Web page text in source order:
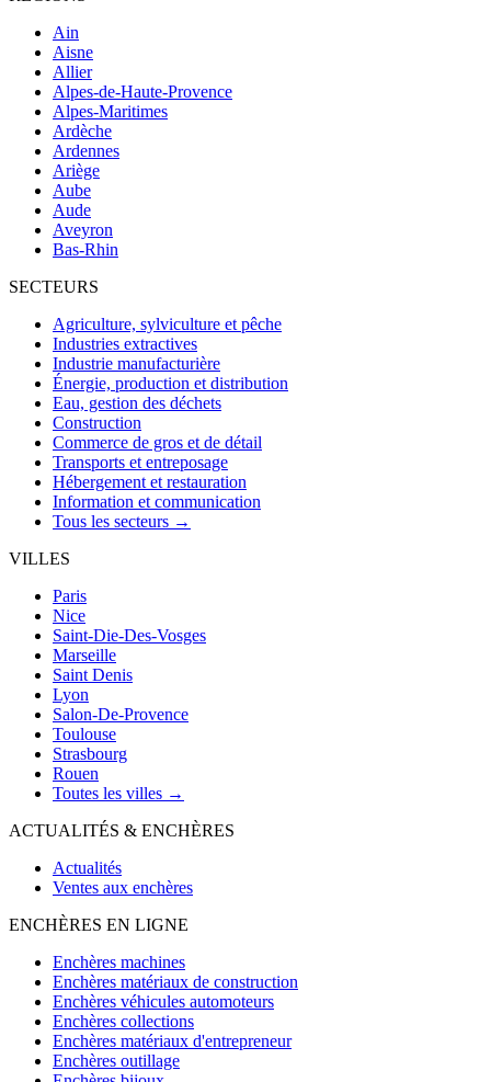
Ain
Aisne
Allier
Alpes-de-Haute-Provence
Alpes-Maritimes
Ardèche
Ardennes
Ariège
Aube
Aude
Aveyron
Bas-Rhin
SECTEURS
Agriculture, sylviculture et pêche
Industries extractives
Industrie manufacturière
Énergie, production et distribution
Eau, gestion des déchets
Construction
Commerce de gros et de détail
Transports et entreposage
Hébergement et restauration
Information et communication
Tous les secteurs →
VILLES
Paris
Nice
Saint-Die-Des-Vosges
Marseille
Saint Denis
Lyon
Salon-De-Provence
Toulouse
Strasbourg
Rouen
Toutes les villes →
ACTUALITÉS & ENCHÈRES
Actualités
Ventes aux enchères
ENCHÈRES EN LIGNE
Enchères machines
Enchères matériaux de construction
Enchères véhicules automoteurs
Enchères collections
Enchères matériaux d'entrepreneur
Enchères outillage